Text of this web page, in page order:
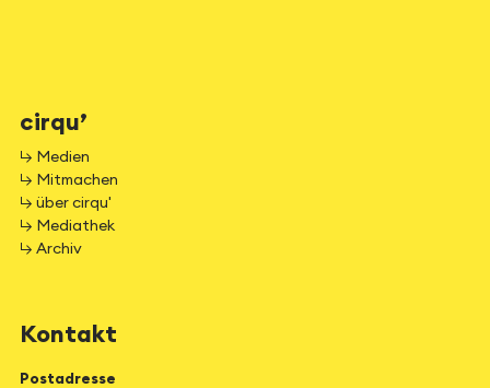
cirqu’
↳ Medien
↳ Mitmachen
↳ über cirqu'
↳ Mediathek
↳ Archiv
Kontakt
Postadresse